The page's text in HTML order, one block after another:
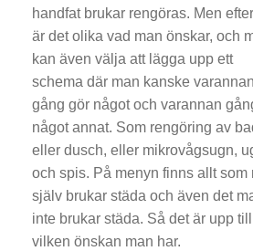
handfat brukar rengöras. Men
är det olika vad man önskar, och
kan även välja att lägga upp ett
schema där man kanske varannan
gång gör något och varannan
något annat. Som rengöring av
eller dusch, eller mikrovågsugn,
och spis. På menyn finns allt som
själv brukar städa och även det
inte brukar städa. Så det är upp till
vilken önskan man har.